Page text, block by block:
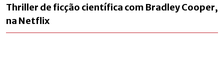
Thriller de ficção científica com Bradley Cooper,
na Netflix